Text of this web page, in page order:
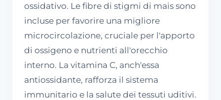
ossidativo. Le fibre di stigmi di mais sono
incluse per favorire una migliore
microcircolazione, cruciale per l'apporto
di ossigeno e nutrienti all'orecchio
interno. La vitamina C, anch'essa
antiossidante, rafforza il sistema
immunitario e la salute dei tessuti uditivi.